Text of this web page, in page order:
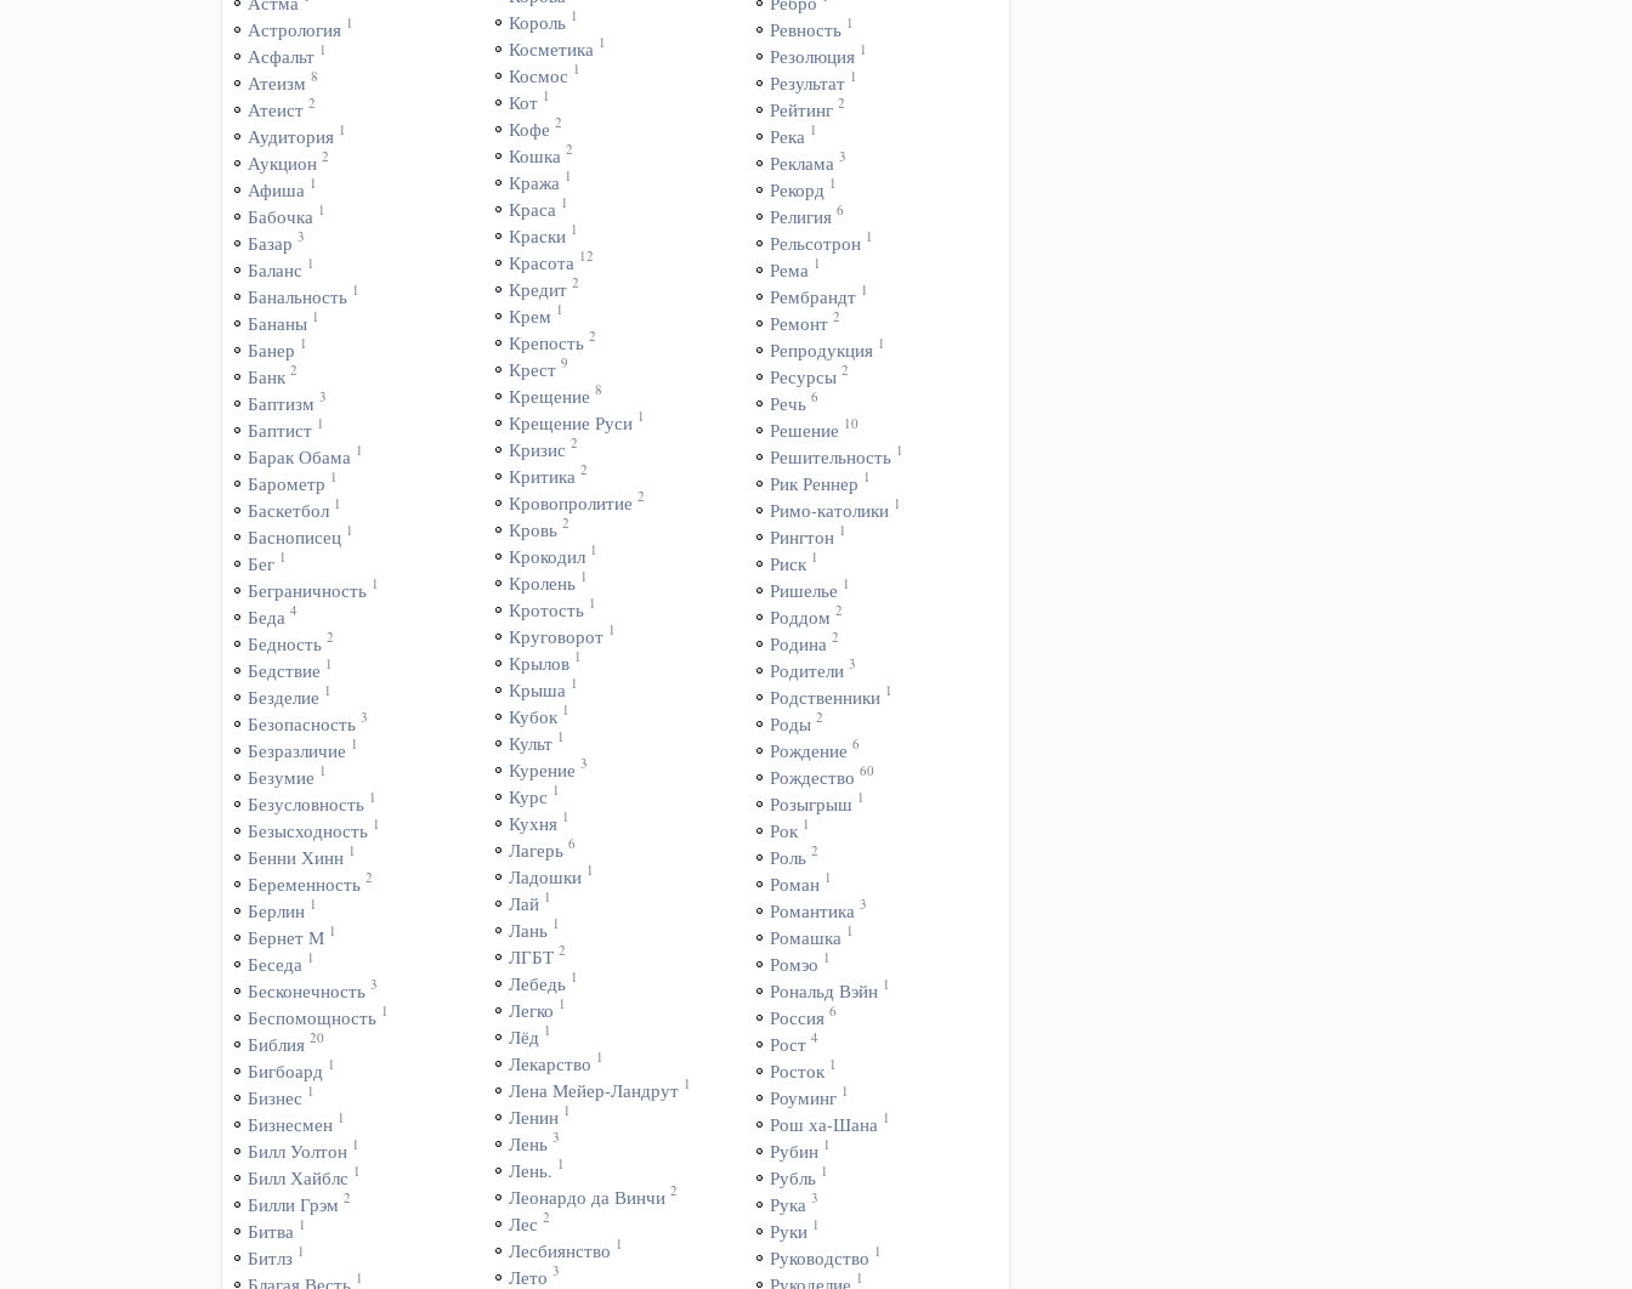
Астрология 1
Асфальт 1
Атеизм 8
Атеист 2
Аудитория 1
Аукцион 2
Афиша 1
Бабочка 1
Базар 3
Баланс 1
Банальность 1
Бананы 1
Банер 1
Банк 2
Баптизм 3
Баптист 1
Барак Обама 1
Барометр 1
Баскетбол 1
Баснописец 1
Бег 1
Беграничность 1
Беда 4
Бедность 2
Бедствие 1
Безделие 1
Безопасность 3
Безразличие 1
Безумие 1
Безусловность 1
Безысходность 1
Бенни Хинн 1
Беременность 2
Берлин 1
Бернет М 1
Беседа 1
Бесконечность 3
Беспомощность 1
Библия 20
Бигбоард 1
Бизнес 1
Бизнесмен 1
Билл Уолтон 1
Билл Хайблс 1
Билли Грэм 2
Битва 1
Битлз 1
1
Король 1
Косметика 1
Космос 1
Кот 1
Кофе 2
Кошка 2
Кража 1
Краса 1
Краски 1
Красота 12
Кредит 2
Крем 1
Крепость 2
Крест 9
Крещение 8
Крещение Руси 1
Кризис 2
Критика 2
Кровопролитие 2
Кровь 2
Крокодил 1
Кролень 1
Кротость 1
Круговорот 1
Крылов 1
Крыша 1
Кубок 1
Культ 1
Курение 3
Курс 1
Кухня 1
Лагерь 6
Ладошки 1
Лай 1
Лань 1
ЛГБТ 2
Лебедь 1
Легко 1
Лёд 1
Лекарство 1
Лена Мейер-Ландрут 1
Ленин 1
Лень 3
Лень. 1
Леонардо да Винчи 2
Лес 2
Лесбиянство 1
Лето 3
Ревность 1
Резолюция 1
Результат 1
Рейтинг 2
Река 1
Реклама 3
Рекорд 1
Религия 6
Рельсотрон 1
Рема 1
Рембрандт 1
Ремонт 2
Репродукция 1
Ресурсы 2
Речь 6
Решение 10
Решительность 1
Рик Реннер 1
Римо-католики 1
Рингтон 1
Риск 1
Ришелье 1
Роддом 2
Родина 2
Родители 3
Родственники 1
Роды 2
Рождение 6
Рождество 60
Розыгрыш 1
Рок 1
Роль 2
Роман 1
Романтика 3
Ромашка 1
Ромэо 1
Рональд Вэйн 1
Россия 6
Рост 4
Росток 1
Роуминг 1
Рош ха-Шана 1
Рубин 1
Рубль 1
Рука 3
Руки 1
Руководство 1
1